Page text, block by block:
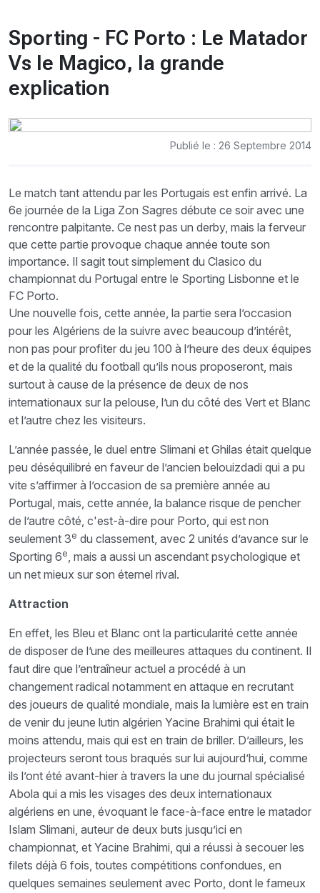
Sporting - FC Porto : Le Matador
Vs le Magico, la grande
explication
Publié le : 26 Septembre 2014
Le match tant attendu par les Portugais est enfin arrivé. La
6e journée de la Liga Zon Sagres débute ce soir avec une
rencontre palpitante. Ce nest pas un derby, mais la ferveur
que cette partie provoque chaque année toute son
importance. Il sagit tout simplement du Clasico du
championnat du Portugal entre le Sporting Lisbonne et le
FC Porto.
Une nouvelle fois, cette année, la partie sera l’occasion
pour les Algériens de la suivre avec beaucoup d’intérêt,
non pas pour profiter du jeu 100 à l’heure des deux équipes
et de la qualité du football qu’ils nous proposeront, mais
surtout à cause de la présence de deux de nos
internationaux sur la pelouse, l’un du côté des Vert et Blanc
et l’autre chez les visiteurs.
L’année passée, le duel entre Slimani et Ghilas était quelque
peu déséquilibré en faveur de l’ancien belouizdadi qui a pu
vite s’affirmer à l’occasion de sa première année au
Portugal, mais, cette année, la balance risque de pencher
de l’autre côté, c'est-à-dire pour Porto, qui est non
seulement 3e du classement, avec 2 unités d’avance sur le
Sporting 6e, mais a aussi un ascendant psychologique et
un net mieux sur son éternel rival.
Attraction
En effet, les Bleu et Blanc ont la particularité cette année
de disposer de l’une des meilleures attaques du continent. Il
faut dire que l’entraîneur actuel a procédé à un
changement radical notamment en attaque en recrutant
des joueurs de qualité mondiale, mais la lumière est en train
de venir du jeune lutin algérien Yacine Brahimi qui était le
moins attendu, mais qui est en train de briller. D’ailleurs, les
projecteurs seront tous braqués sur lui aujourd’hui, comme
ils l’ont été avant-hier à travers la une du journal spécialisé
Abola qui a mis les visages des deux internationaux
algériens en une, évoquant le face-à-face entre le matador
Islam Slimani, auteur de deux buts jusqu’ici en
championnat, et Yacine Brahimi, qui a réussi à secouer les
filets déjà 6 fois, toutes compétitions confondues, en
quelques semaines seulement avec Porto, dont le fameux